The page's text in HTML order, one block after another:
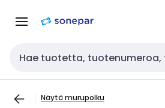
navigointiinsisältöön
Haku
Näytä murupolku